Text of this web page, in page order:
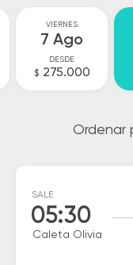
VIERNES
7 Ago
DESDE
$ 275.000
Ordenar
SALE
05:30
Caleta Olivia